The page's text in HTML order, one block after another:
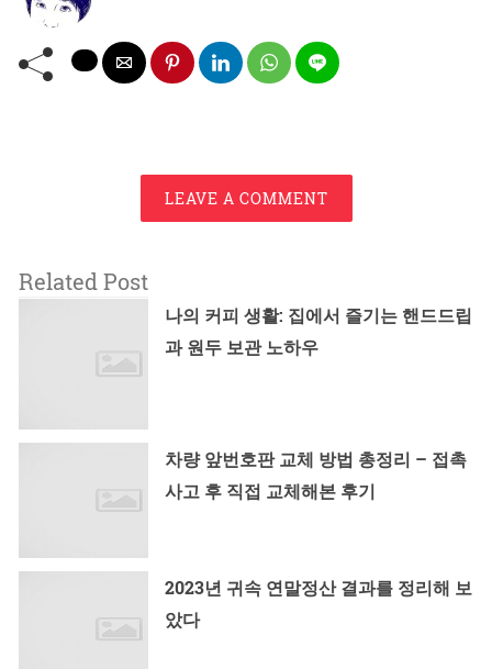
LEAVE A COMMENT
Related Post
나의 커피 생활: 집에서 즐기는 핸드드립
과 원두 보관 노하우
차량 앞번호판 교체 방법 총정리 – 접촉
사고 후 직접 교체해본 후기
2023년 귀속 연말정산 결과를 정리해 보
았다